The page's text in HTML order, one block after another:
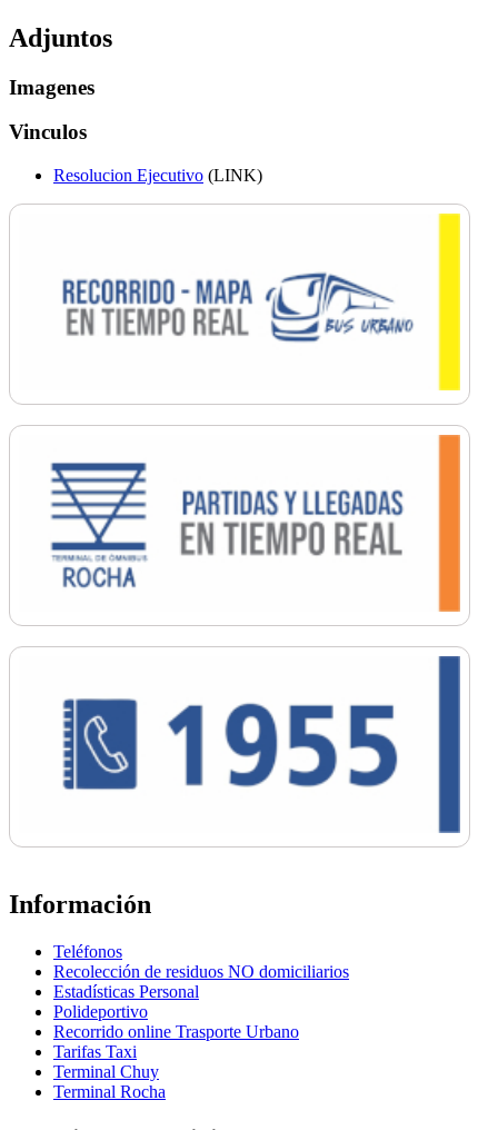
Adjuntos
Imagenes
Vinculos
Resolucion Ejecutivo (LINK)
Información
Teléfonos
Recolección de residuos NO domiciliarios
Estadísticas Personal
Polideportivo
Recorrido online Trasporte Urbano
Tarifas Taxi
Terminal Chuy
Terminal Rocha